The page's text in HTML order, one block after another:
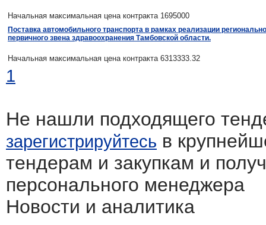
Начальная максимальная цена контракта 1695000
Поставка автомобильного транспорта в рамках реализации
первичного звена здравоохранения Тамбовской области.
Начальная максимальная цена контракта 6313333.32
1
Не нашли подходящего
зарегистрируйтесь в
тендерам и закупкам и
персонального менеджера
Новости и аналитика